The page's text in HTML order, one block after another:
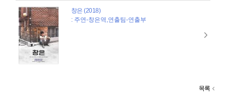
창은 (2018)
: 주연-창은역,연출팀-연출부
목록